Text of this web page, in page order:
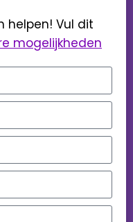
helpen! Vul dit
mogelijkheden